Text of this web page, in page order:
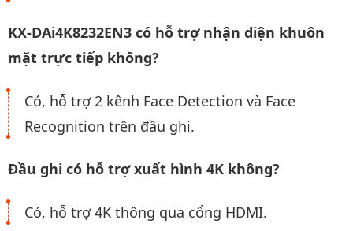
KX-DAi4K8232EN3 có hỗ trợ nhận diện khuôn
mặt trực tiếp không?
Có, hỗ trợ 2 kênh Face Detection và Face
Recognition trên đầu ghi.
Đầu ghi có hỗ trợ xuất hình 4K không?
Có, hỗ trợ 4K thông qua cổng HDMI.